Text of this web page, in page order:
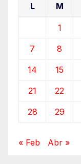
L M
1
7 8
14 15
21 22
28 29
« Feb Abr »